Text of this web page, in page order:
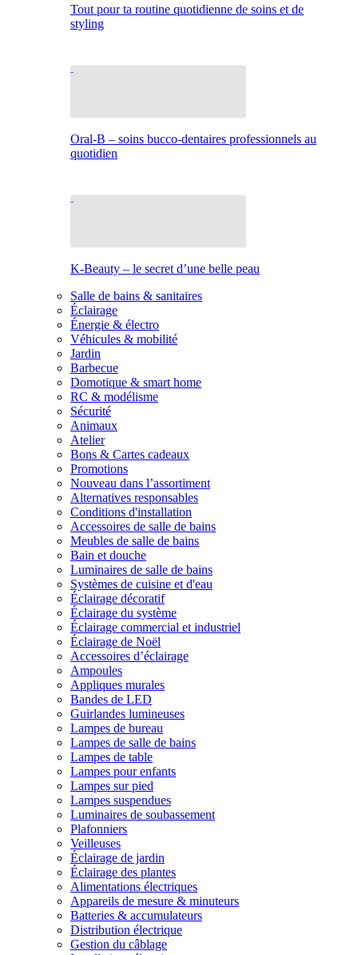
Tout pour ta routine quotidienne de soins et de
styling
Oral-B – soins bucco-dentaires professionnels au
quotidien
K-Beauty – le secret d’une belle peau
Salle de bains & sanitaires
Éclairage
Énergie & électro
Véhicules & mobilité
Jardin
Barbecue
Domotique & smart home
RC & modélisme
Sécurité
Animaux
Atelier
Bons & Cartes cadeaux
Promotions
Nouveau dans l’assortiment
Alternatives responsables
Conditions d'installation
Accessoires de salle de bains
Meubles de salle de bains
Bain et douche
Luminaires de salle de bains
Systèmes de cuisine et d'eau
Éclairage décoratif
Éclairage du système
Éclairage commercial et industriel
Éclairage de Noël
Accessoires d’éclairage
Ampoules
Appliques murales
Bandes de LED
Guirlandes lumineuses
Lampes de bureau
Lampes de salle de bains
Lampes de table
Lampes pour enfants
Lampes sur pied
Lampes suspendues
Luminaires de soubassement
Plafonniers
Veilleuses
Éclairage de jardin
Éclairage des plantes
Alimentations électriques
Appareils de mesure & minuteurs
Batteries & accumulateurs
Distribution électrique
Gestion du câblage